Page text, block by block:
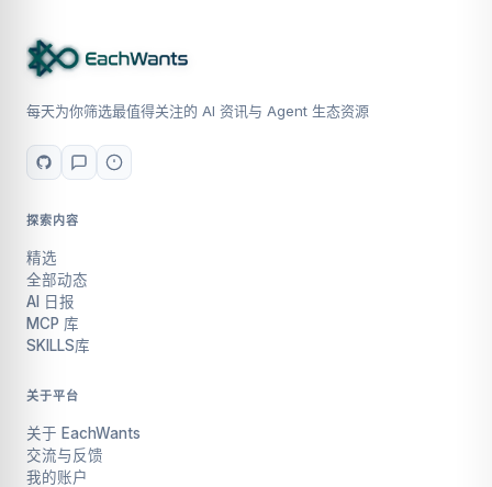
每天为你筛选最值得关注的 AI 资讯与 Agent 生态资源
探索内容
精选
全部动态
AI 日报
MCP 库
SKILLS库
关于平台
关于 EachWants
交流与反馈
我的账户